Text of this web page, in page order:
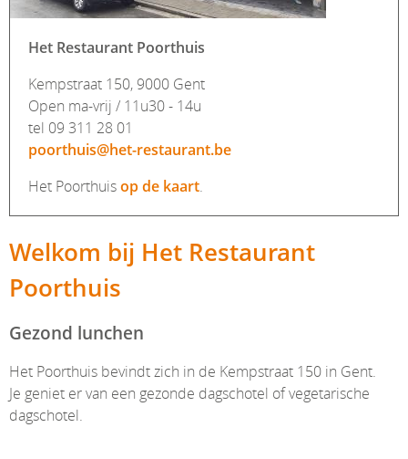
Het Restaurant Poorthuis
Kempstraat 150, 9000 Gent
Open ma-vrij / 11u30 - 14u
tel 09 311 28 01
poorthuis@het-restaurant.be
Het Poorthuisop de kaart.
Welkom bij Het Restaurant
Poorthuis
Gezond lunchen
Het Poorthuis bevindt zich in de Kempstraat 150 in Gent.
Je geniet er van een gezonde dagschotel of vegetarische
dagschotel.